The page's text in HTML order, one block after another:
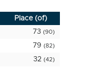
Place (of)
73 (90)
79 (82)
32 (42)